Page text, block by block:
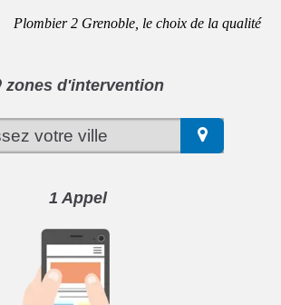
Plombier 2 Grenoble, le choix de la qualité
zones d'intervention
1 Appel